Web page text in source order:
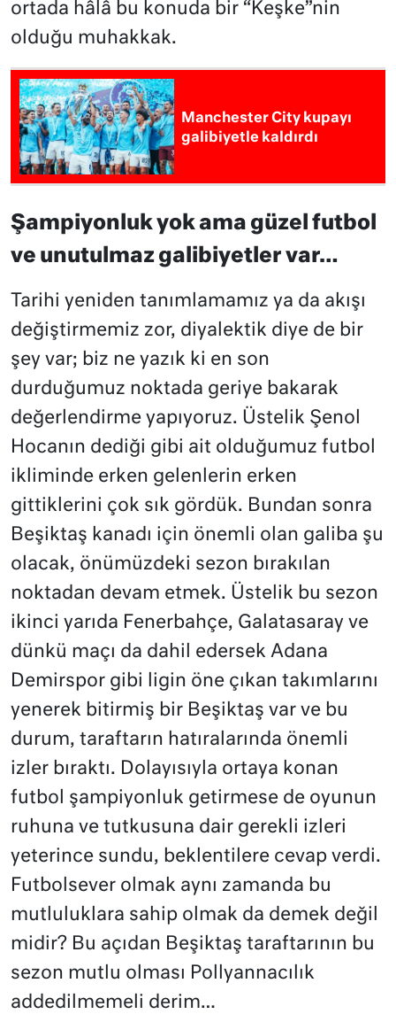
ortada hâlâ bu konuda bir “Keşke”nin
olduğu muhakkak.
Manchester City kupayı
galibiyetle kaldırdı
Şampiyonluk yok ama güzel futbol
ve unutulmaz galibiyetler var…
Tarihi yeniden tanımlamamız ya da akışı
değiştirmemiz zor, diyalektik diye de bir
şey var; biz ne yazık ki en son
durduğumuz noktada geriye bakarak
değerlendirme yapıyoruz. Üstelik Şenol
Hocanın dediği gibi ait olduğumuz futbol
ikliminde erken gelenlerin erken
gittiklerini çok sık gördük. Bundan sonra
Beşiktaş kanadı için önemli olan galiba şu
olacak, önümüzdeki sezon bırakılan
noktadan devam etmek. Üstelik bu sezon
ikinci yarıda Fenerbahçe, Galatasaray ve
dünkü maçı da dahil edersek Adana
Demirspor gibi ligin öne çıkan takımlarını
yenerek bitirmiş bir Beşiktaş var ve bu
durum, taraftarın hatıralarında önemli
izler bıraktı. Dolayısıyla ortaya konan
futbol şampiyonluk getirmese de oyunun
ruhuna ve tutkusuna dair gerekli izleri
yeterince sundu, beklentilere cevap verdi.
Futbolsever olmak aynı zamanda bu
mutluluklara sahip olmak da demek değil
midir? Bu açıdan Beşiktaş taraftarının bu
sezon mutlu olması Pollyannacılık
addedilmemeli derim…